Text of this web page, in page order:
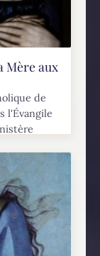
Mère aux
de
l'Évangile